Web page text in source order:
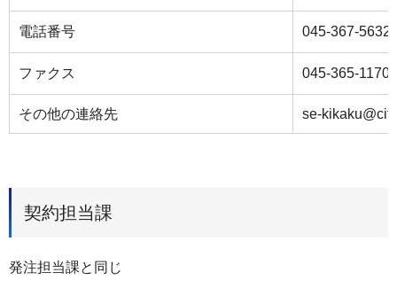
電話番号 045-367-5632
ファクス 045-365-1170
その他の連絡先 se-
契約担当課
発注担当課と同じ